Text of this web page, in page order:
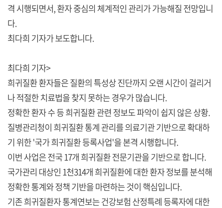
격 시행되면서, 환자 중심의 체계적인 관리가 가능해질 전망입니
다.
최다희 기자가 보도합니다.
최다희 기자>
희귀질환 환자들은 질환의 특성상 진단까지 오랜 시간이 걸리거
나 적절한 치료법을 찾지 못하는 경우가 많습니다.
정확한 환자 수 등 희귀질환 관련 정보도 파악이 쉽지 않은 상황.
질병관리청이 희귀질환 통계 관리를 의료기관 기반으로 확대하
기 위한 '국가 희귀질환 등록사업'을 본격 시행합니다.
이번 사업은 전국 17개 희귀질환 전문기관을 기반으로 합니다.
국가관리 대상인 1천314개 희귀질환에 대한 환자 정보를 분석해
정확한 통계와 정책 기반을 마련하는 것이 핵심입니다.
기존 희귀질환자 통계연보는 건강보험 산정특례 등록자에 대한